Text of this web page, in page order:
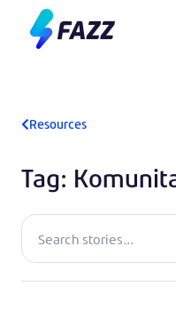
Resources
Tag: